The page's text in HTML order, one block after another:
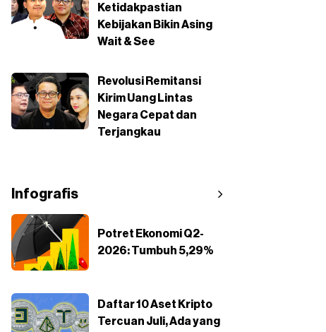
Ketidakpastian
Kebijakan Bikin Asing
Wait & See
Revolusi Remitansi
Kirim Uang Lintas
Negara Cepat dan
Terjangkau
Infografis
Potret Ekonomi Q2-
2026: Tumbuh 5,29%
Daftar 10 Aset Kripto
Tercuan Juli, Ada yang